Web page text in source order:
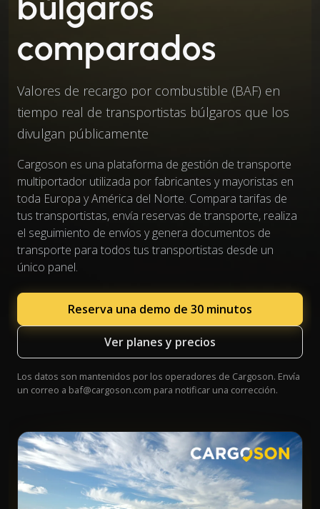
comparados
Valores de recargo por combustible (BAF) en
tiempo real de transportistas búlgaros que los
divulgan públicamente
Cargoson es una plataforma de gestión de transporte
multiportador utilizada por fabricantes y mayoristas en
toda Europa y América del Norte. Compara tarifas de
tus transportistas, envía reservas de transporte, realiza
el seguimiento de envíos y genera documentos de
transporte para todos tus transportistas desde un
único panel.
Reserva una demo de 30 minutos
Ver planes y precios
Los datos son mantenidos por los operadores de Cargoson. Envía
un correo a baf@cargoson.com para notificar una corrección.